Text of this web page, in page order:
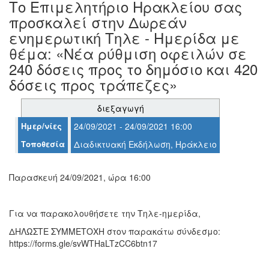
ΗΜΕΡΟΛΟΓΙΟ
ΕΚΔΗΛΩΣΕΩΝ
Ημερίδες
-
Διημερίδες
ΤΟΠΟΣ
ΔΗΜΟΣ
ΑΝΘΕΚΤΙΚΗ
ΠΟΛΗ
Το Επιμελητήριο Ηρακλείου σας
προσκαλεί στην Δωρεάν
ενημερωτική Τηλε - Ημερίδα με
θέμα: «Νέα ρύθμιση οφειλών σε
240 δόσεις προς το δημόσιο και 420
δόσεις προς τράπεζες»
διεξαγωγή
Ημερ/νίες 24/09/2021 - 24/09/2021 16:00
Τοποθεσία Διαδικτυακή Εκδήλωση, Ηράκλειο
Παρασκευή 24/09/2021, ώρα 16:00
Για να παρακολουθήσετε την Τηλε-ημερίδα,
ΔΗΛΩΣΤΕ ΣΥΜΜΕΤΟΧΗ στον παρακάτω σύνδεσμο:
https://forms.gle/svWTHaLTzCC6btn17